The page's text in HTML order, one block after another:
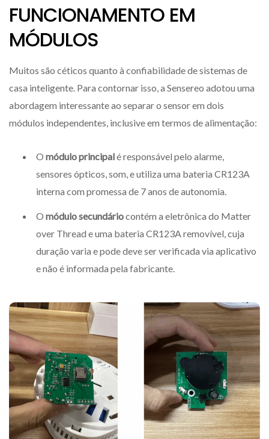
FUNCIONAMENTO EM
MÓDULOS
Muitos são céticos quanto à confiabilidade de sistemas de
casa inteligente. Para contornar isso, a Sensereo adotou uma
abordagem interessante ao separar o sensor em dois
módulos independentes, inclusive em termos de alimentação:
O módulo principalé responsável pelo alarme,
sensores ópticos, som, e utiliza uma bateria CR123A
interna com promessa de 7 anos de autonomia.
O módulo secundáriocontém a eletrônica do Matter
over Thread e uma bateria CR123A removível, cuja
duração varia e pode deve ser verificada via aplicativo
e não é informada pela fabricante.